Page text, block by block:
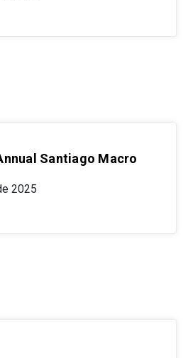
Santiago Macro
2025